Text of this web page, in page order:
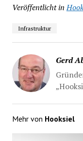
Veröffentlicht in
Infrastruktur
Gerd
Mehr von Hooksiel